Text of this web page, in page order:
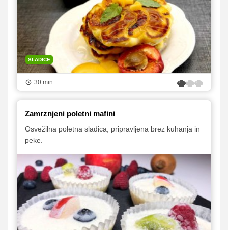
SLADICE
30 min
Zamrznjeni poletni mafini
Osvežilna poletna sladica, pripravljena brez kuhanja in
peke.